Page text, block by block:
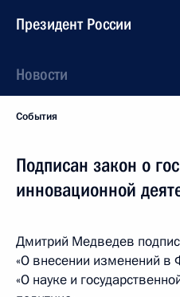
Президент России
Новости
События
Подписан закон о
инновационной
Дмитрий Медведев
«О внесении изменений в
«О науке и